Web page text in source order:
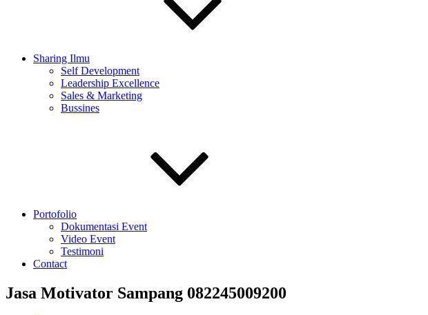
Sharing Ilmu
Self Development
Leadership Excellence
Sales & Marketing
Bussines
Portofolio
Dokumentasi Event
Video Event
Testimoni
Contact
Jasa Motivator Sampang 082245009200